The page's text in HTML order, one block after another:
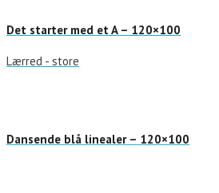
Det starter med et A – 120×100
Lærred - store
Dansende blå linealer – 120×100